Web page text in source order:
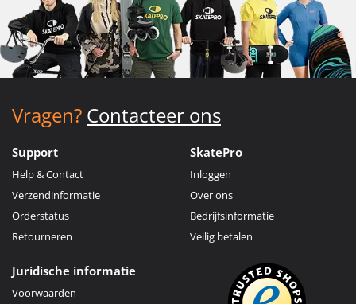
Vragen? Contacteer ons
Support
Help & Contact
Verzendinformatie
Orderstatus
Retourneren
SkatePro
Inloggen
Over ons
Bedrijfsinformatie
Veilig betalen
Juridische informatie
Voorwaarden